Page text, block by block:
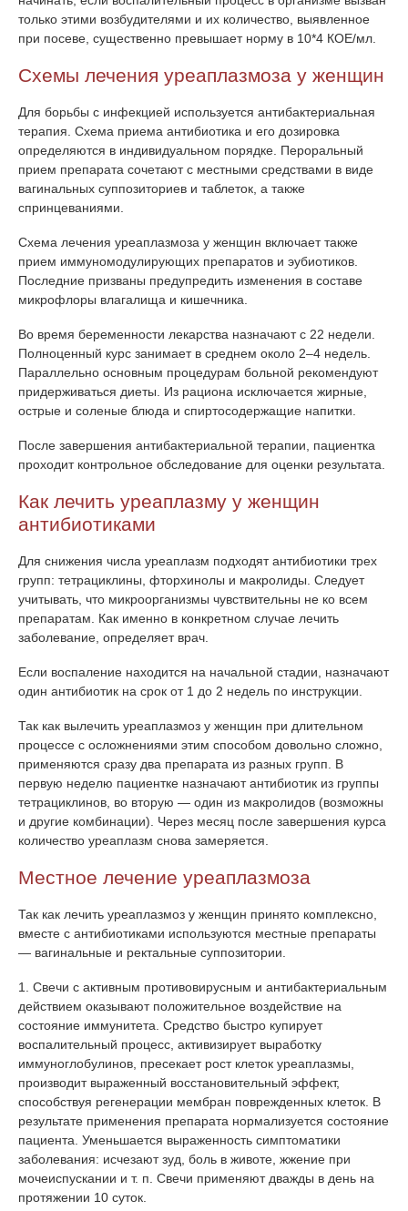
только этими возбудителями и их количество, выявленное
при посеве, существенно превышает норму в 10*4 КОЕ/мл.
Схемы лечения уреаплазмоза у женщин
Для борьбы с инфекцией используется антибактериальная
терапия. Схема приема антибиотика и его дозировка
определяются в индивидуальном порядке. Пероральный
прием препарата сочетают с местными средствами в виде
вагинальных суппозиториев и таблеток, а также
спринцеваниями.
Схема лечения уреаплазмоза у женщин включает также
прием иммуномодулирующих препаратов и эубиотиков.
Последние призваны предупредить изменения в составе
микрофлоры влагалища и кишечника.
Во время беременности лекарства назначают с 22 недели.
Полноценный курс занимает в среднем около 2–4 недель.
Параллельно основным процедурам больной рекомендуют
придерживаться диеты. Из рациона исключается жирные,
острые и соленые блюда и спиртосодержащие напитки.
После завершения антибактериальной терапии, пациентка
проходит контрольное обследование для оценки результата.
Как лечить уреаплазму у женщин
антибиотиками
Для снижения числа уреаплазм подходят антибиотики трех
групп: тетрациклины, фторхинолы и макролиды. Следует
учитывать, что микроорганизмы чувствительны не ко всем
препаратам. Как именно в конкретном случае лечить
заболевание, определяет врач.
Если воспаление находится на начальной стадии, назначают
один антибиотик на срок от 1 до 2 недель по инструкции.
Так как вылечить уреаплазмоз у женщин при длительном
процессе с осложнениями этим способом довольно сложно,
применяются сразу два препарата из разных групп. В
первую неделю пациентке назначают антибиотик из группы
тетрациклинов, во вторую — один из макролидов (возможны
и другие комбинации). Через месяц после завершения курса
количество уреаплазм снова замеряется.
Местное лечение уреаплазмоза
Так как лечить уреаплазмоз у женщин принято комплексно,
вместе с антибиотиками используются местные препараты
— вагинальные и ректальные суппозитории.
1. Свечи с активным противовирусным и антибактериальным
действием оказывают положительное воздействие на
состояние иммунитета. Средство быстро купирует
воспалительный процесс, активизирует выработку
иммуноглобулинов, пресекает рост клеток уреаплазмы,
производит выраженный восстановительный эффект,
способствуя регенерации мембран поврежденных клеток. В
результате применения препарата нормализуется состояние
пациента. Уменьшается выраженность симптоматики
заболевания: исчезают зуд, боль в животе, жжение при
мочеиспускании и т. п. Свечи применяют дважды в день на
протяжении 10 суток.